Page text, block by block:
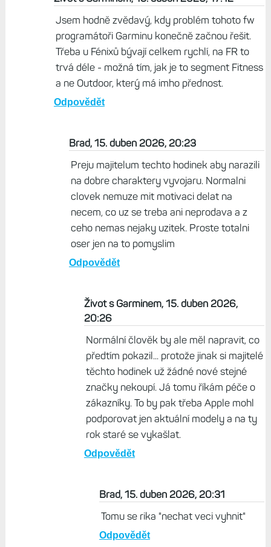
Jsem hodně zvědavý, kdy problém tohoto fw
programátoři Garminu konečně začnou řešit.
Třeba u Fénixů bývají celkem rychlí, na FR to
trvá déle - možná tím, jak je to segment Fitness
a ne Outdoor, který má imho přednost.
Odpovědět
Brad, 15. duben 2026, 20:23
Preju majitelum techto hodinek aby narazili
na dobre charaktery vyvojaru. Normalni
clovek nemuze mit motivaci delat na
necem, co uz se treba ani neprodava a z
ceho nemas nejaky uzitek. Proste totalni
oser jen na to pomyslim
Odpovědět
Život s Garminem, 15. duben 2026,
20:26
Normální člověk by ale měl napravit, co
předtím pokazil... protože jinak si majitelé
těchto hodinek už žádné nové stejné
značky nekoupí. Já tomu říkám péče o
zákazníky. To by pak třeba Apple mohl
podporovat jen aktuální modely a na ty
rok staré se vykašlat.
Odpovědět
Brad, 15. duben 2026, 20:31
Tomu se rika "nechat veci vyhnit"
Odpovědět